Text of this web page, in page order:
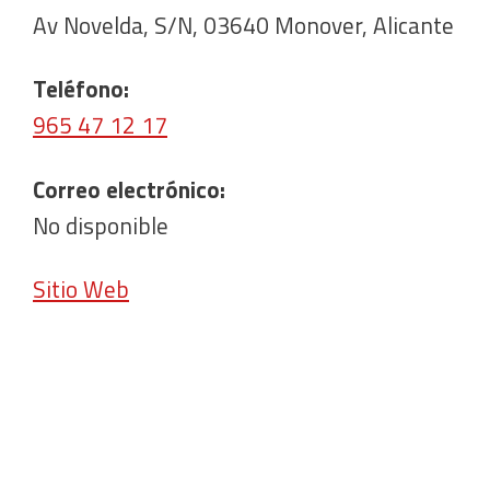
Av Novelda, S/N, 03640 Monover, Alicante
Teléfono:
965 47 12 17
Correo electrónico:
No disponible
Sitio Web